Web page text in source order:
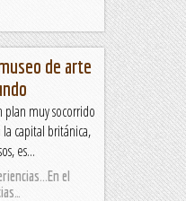
de arte
plan muy socorrido
capital británica,
es...
el